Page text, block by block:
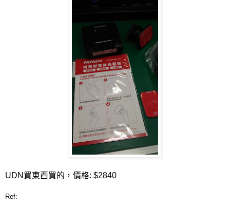
UDN買東西買的，價格: $2840
Ref: